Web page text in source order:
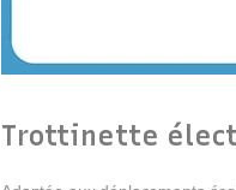
Trottinette